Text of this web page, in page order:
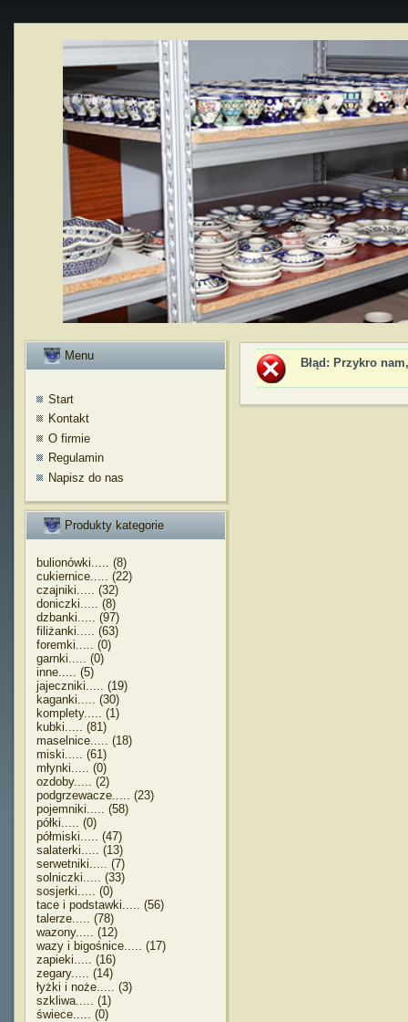
Menu
Start
Kontakt
O firmie
Regulamin
Napisz do nas
Produkty kategorie
bulionówki..... (8)
cukiernice..... (22)
czajniki..... (32)
doniczki..... (8)
dzbanki..... (97)
filiżanki..... (63)
foremki..... (0)
garnki..... (0)
inne..... (5)
jajeczniki..... (19)
kaganki..... (30)
komplety..... (1)
kubki..... (81)
maselnice..... (18)
miski..... (61)
młynki..... (0)
ozdoby..... (2)
podgrzewacze..... (23)
pojemniki..... (58)
półki..... (0)
półmiski..... (47)
salaterki..... (13)
serwetniki..... (7)
solniczki..... (33)
sosjerki..... (0)
tace i podstawki..... (56)
talerze..... (78)
wazony..... (12)
wazy i bigośnice..... (17)
zapieki..... (16)
zegary..... (14)
łyżki i noże..... (3)
szkliwa..... (1)
świece..... (0)
Błąd : Przykro